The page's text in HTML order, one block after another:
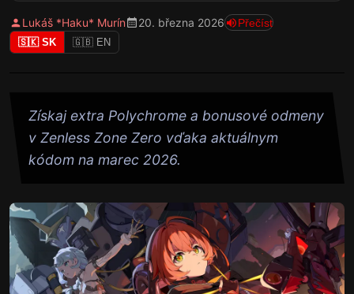
Lukáš *Haku* Murín 20. března 2026 Přečíst
🇸🇰 SK 🇬🇧 EN
Získaj extra Polychrome a bonusové odmeny
v Zenless Zone Zero vďaka aktuálnym
kódom na marec 2026.